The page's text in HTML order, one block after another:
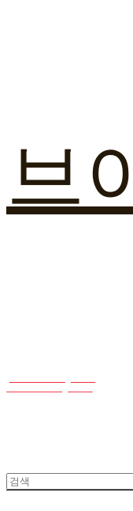
브